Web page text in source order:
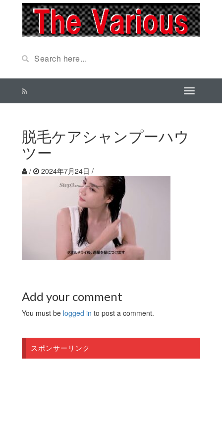
脱毛ケアシャンプーハウ
ツー
/ 2024年7月24日 /
Add your comment
You must be logged in to post a comment.
スポンサーリンク